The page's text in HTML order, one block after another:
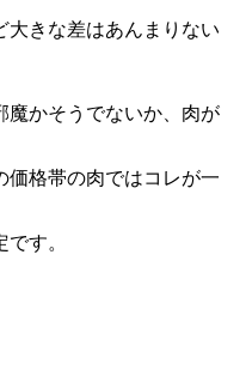
大きな差はあんまりない
魔かそうでないか、肉が
価格帯の肉ではコレが一
す。